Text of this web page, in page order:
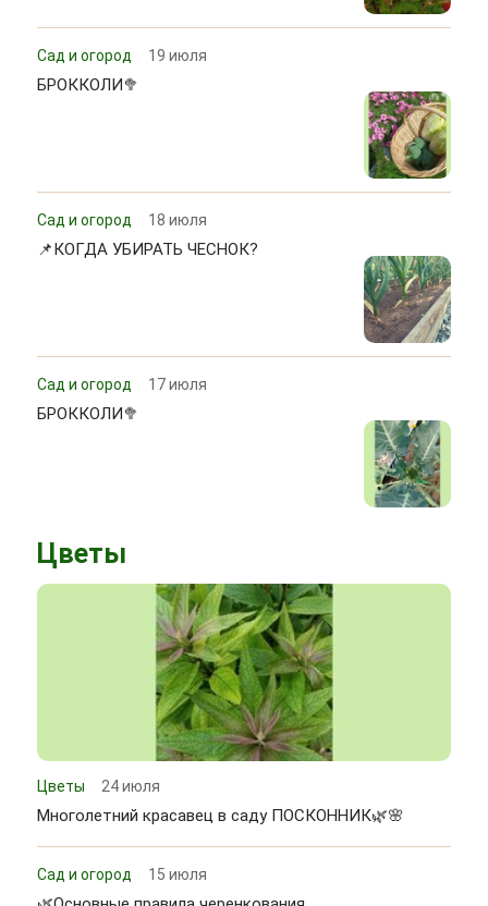
Сад и огород 19 июля
БРОККОЛИ🥦
Сад и огород 18 июля
📌КОГДА УБИРАТЬ ЧЕСНОК?
Сад и огород 17 июля
БРОККОЛИ🥦
Цветы
Цветы 24 июля
Многолетний красавец в саду ПОСКОННИК🌿🌸
Сад и огород 15 июля